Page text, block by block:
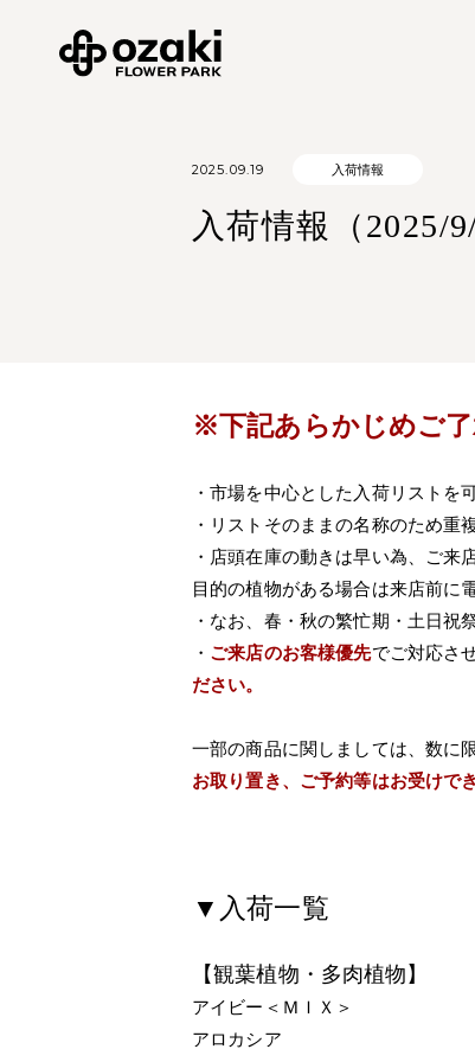
2025.09.19 入荷情報
入荷情報（2025/9/
※下記あらかじめご了
・市場を中心とした入荷リストを
・リストそのままの名称のため重
・店頭在庫の動きは早い為、ご来
目的の植物がある場合は来店前に
・なお、春・秋の繁忙期・土日祝
・ ご来店のお客様優先でご対応さ
ださい。
一部の商品に関しましては、数に
お取り置き、ご予約等はお受けで
▼入荷一覧
【観葉植物・多肉植物】
アイビー＜ＭＩＸ＞
アロカシア